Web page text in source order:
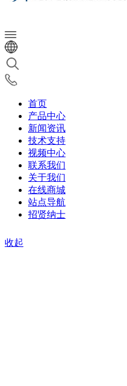
首页
产品中心
新闻资讯
技术支持
视频中心
联系我们
关于我们
在线商城
站点导航
招贤纳士
收起